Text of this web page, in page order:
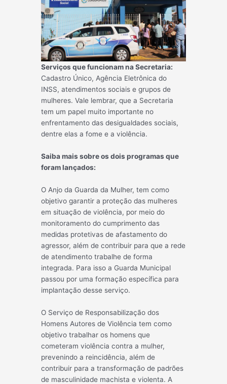
Serviços que funcionam na Secretaria:
Cadastro Único, Agência Eletrônica do
INSS, atendimentos sociais e grupos de
mulheres. Vale lembrar, que a Secretaria
tem um papel muito importante no
enfrentamento das desigualdades sociais,
dentre elas a fome e a violência.
Saiba mais sobre os dois programas que
foram lançados:
O Anjo da Guarda da Mulher, tem como
objetivo garantir a proteção das mulheres
em situação de violência, por meio do
monitoramento do cumprimento das
medidas protetivas de afastamento do
agressor, além de contribuir para que a rede
de atendimento trabalhe de forma
integrada. Para isso a Guarda Municipal
passou por uma formação específica para
implantação desse serviço.
O Serviço de Responsabilização dos
Homens Autores de Violência tem como
objetivo trabalhar os homens que
cometeram violência contra a mulher,
prevenindo a reincidência, além de
contribuir para a transformação de padrões
de masculinidade machista e violenta. A